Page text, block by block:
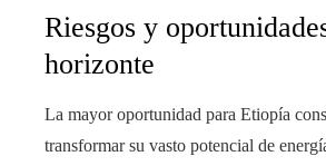
Riesgos y
horizonte
La mayor oportunidad para Etiopía
transformar su vasto potencial de